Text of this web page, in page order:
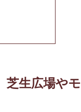
芝生広場やモ